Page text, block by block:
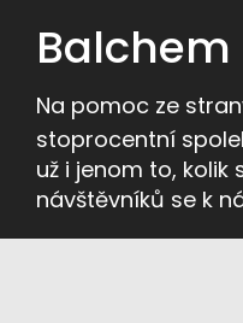
Balchem
Na pomoc ze
stoprocentní
už i jenom to, kolik
návštěvníků se k